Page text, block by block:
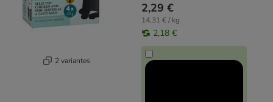
2 variantes
2,29 €
14,31 € / kg
2,18 €